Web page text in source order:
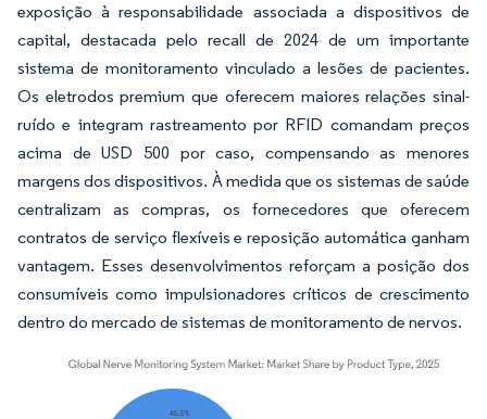
exposição à responsabilidade associada a dispositivos de
capital, destacada pelo recall de 2024 de um importante
sistema de monitoramento vinculado a lesões de pacientes.
Os eletrodos premium que oferecem maiores relações sinal-
ruído e integram rastreamento por RFID comandam preços
acima de USD 500 por caso, compensando as menores
margens dos dispositivos. À medida que os sistemas de saúde
centralizam as compras, os fornecedores que oferecem
contratos de serviço flexíveis e reposição automática ganham
vantagem. Esses desenvolvimentos reforçam a posição dos
consumíveis como impulsionadores críticos de crescimento
dentro do mercado de sistemas de monitoramento de nervos.